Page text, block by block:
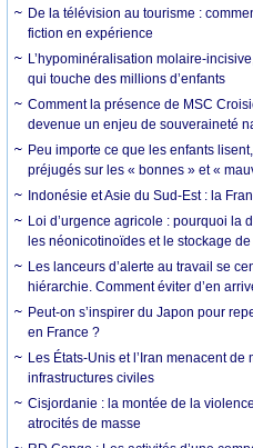
De la télévision au tourisme :
fiction en expérience
L’hypominéralisation molaire-
qui touche des millions d’enfants
Comment la présence de MSC
devenue un enjeu de souveraineté
Peu importe ce que les enfants
préjugés sur les « bonnes » et «
Indonésie et Asie du Sud-Est : la
Loi d’urgence agricole : pourquoi la
les néonicotinoïdes et le stockage de
Les lanceurs d’alerte au travail se
hiérarchie. Comment éviter d’en
Peut-on s’inspirer du Japon pour
en France ?
Les États-Unis et l’Iran menacent
infrastructures civiles
Cisjordanie : la montée de la
atrocités de masse